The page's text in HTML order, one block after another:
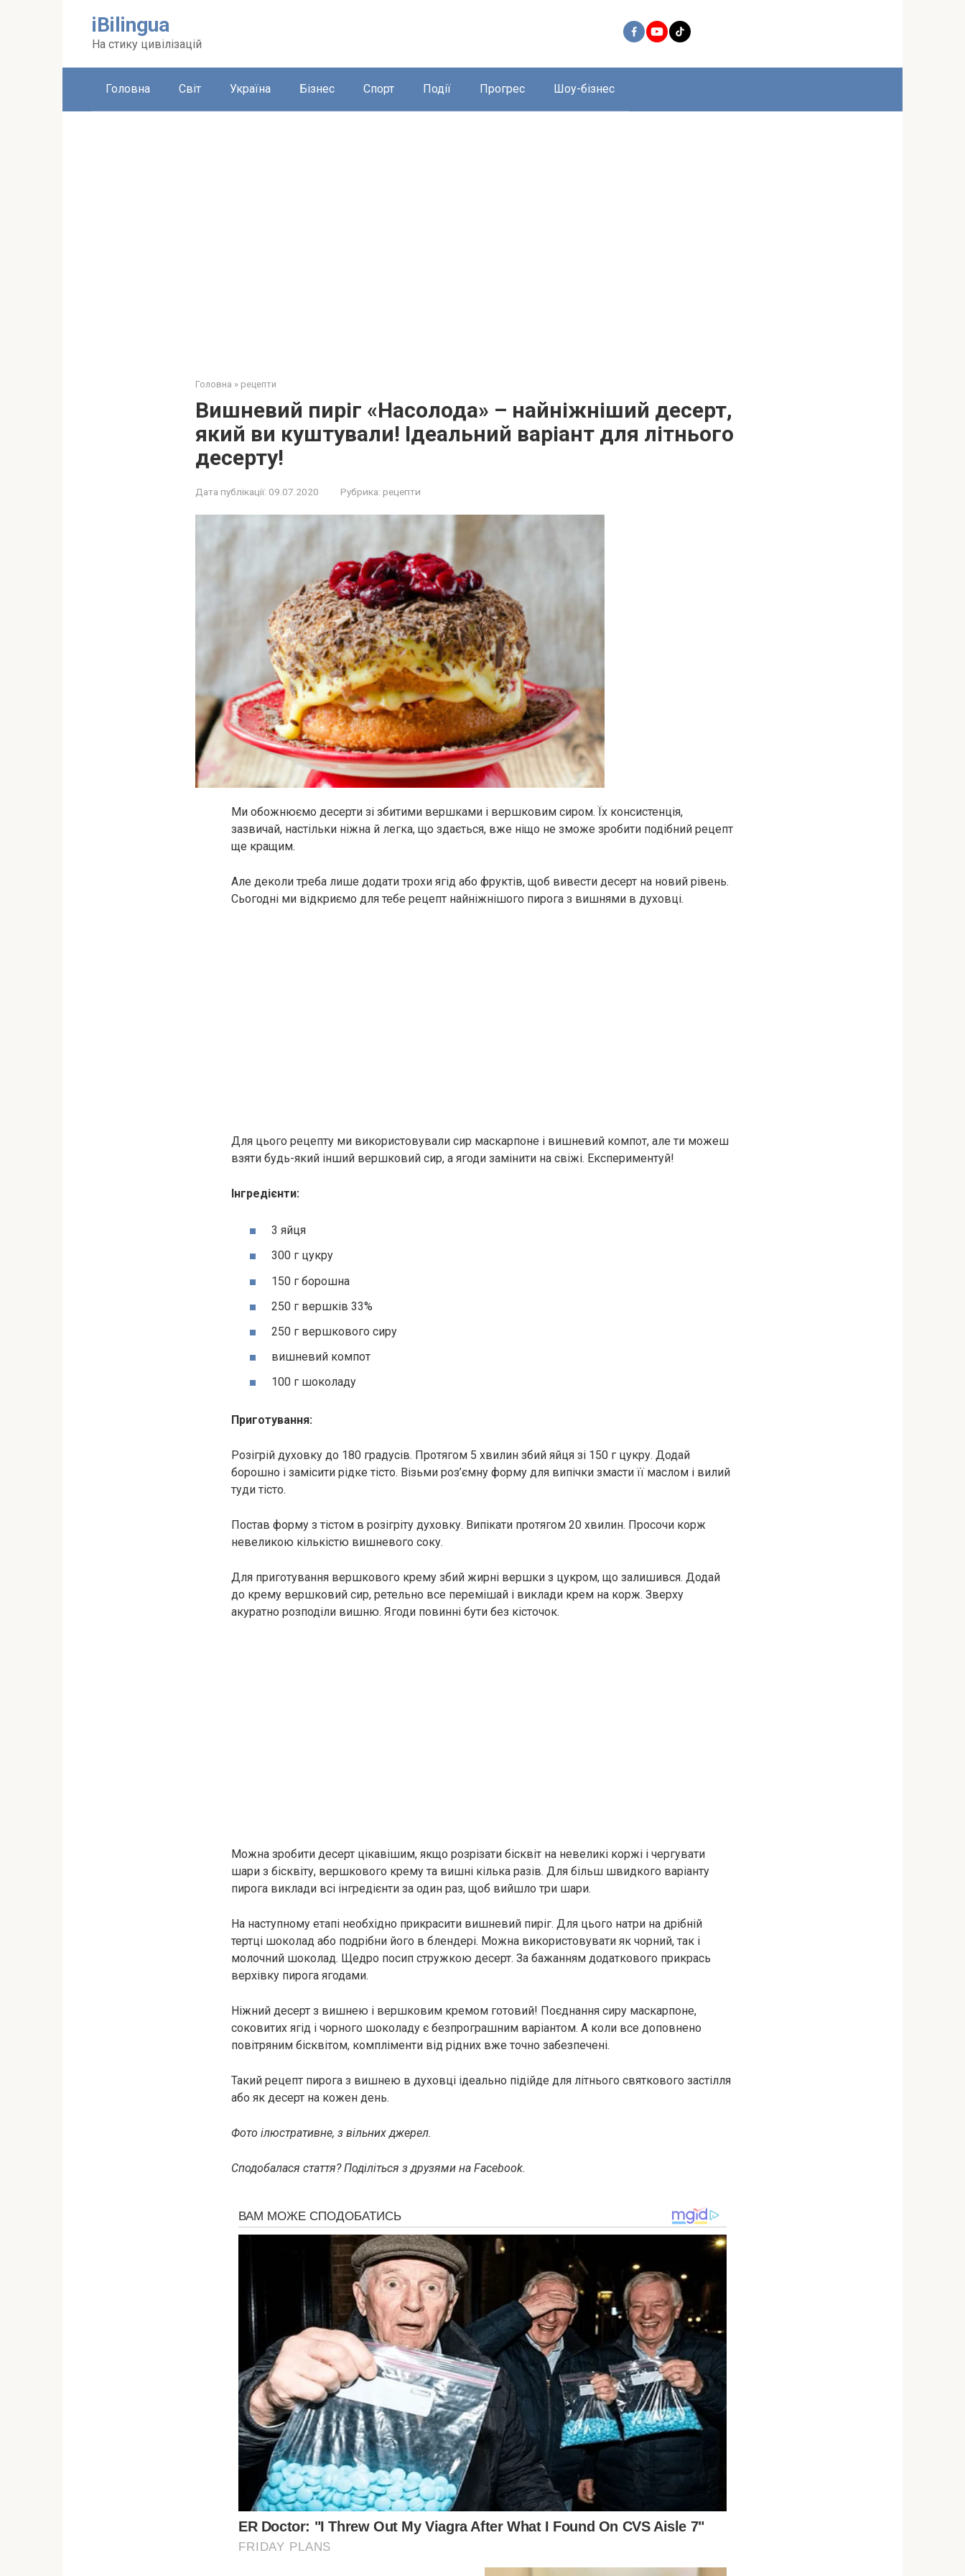
iBilingua
На стику цивілізацій
Головна Світ Україна Бізнес Спорт Події Прогрес Шоу-бізнес
Головна » рецепти
Вишневий пиріг «Насолода» – найніжніший десерт,
який ви куштували! Ідеальний варіант для літнього
десерту!
Дата публікації: 09.07.2020 Рубрика: рецепти
Ми обожнюємо десерти зі збитими вершками і вершковим сиром. Їх консистенція,
зазвичай, настільки ніжна й легка, що здається, вже ніщо не зможе зробити подібний рецепт
ще кращим.
Але деколи треба лише додати трохи ягід або фруктів, щоб вивести десерт на новий рівень.
Сьогодні ми відкриємо для тебе рецепт найніжнішого пирога з вишнями в духовці.
Для цього рецепту ми використовували сир маскарпоне і вишневий компот, але ти можеш
взяти будь-який інший вершковий сир, а ягоди замінити на свіжі. Експериментуй!
Інгредієнти:
3 яйця
300 г цукру
150 г борошна
250 г вершків 33%
250 г вершкового сиру
вишневий компот
100 г шоколаду
Приготування:
Розігрій духовку до 180 градусів. Протягом 5 хвилин збий яйця зі 150 г цукру. Додай
борошно і замісити рідке тісто. Візьми роз’ємну форму для випічки змасти її маслом і вилий
туди тісто.
Постав форму з тістом в розігріту духовку. Випікати протягом 20 хвилин. Просочи корж
невеликою кількістю вишневого соку.
Для приготування вершкового крему збий жирні вершки з цукром, що залишився. Додай
до крему вершковий сир, ретельно все перемішай і виклади крем на корж. Зверху
акуратно розподіли вишню. Ягоди повинні бути без кісточок.
Можна зробити десерт цікавішим, якщо розрізати бісквіт на невеликі коржі і чергувати
шари з бісквіту, вершкового крему та вишні кілька разів. Для більш швидкого варіанту
пирога виклади всі інгредієнти за один раз, щоб вийшло три шари.
На наступному етапі необхідно прикрасити вишневий пиріг. Для цього натри на дрібній
тертці шоколад або подрібни його в блендері. Можна використовувати як чорний, так і
молочний шоколад. Щедро посип стружкою десерт. За бажанням додаткового прикрась
верхівку пирога ягодами.
Ніжний десерт з вишнею і вершковим кремом готовий! Поєднання сиру маскарпоне,
соковитих ягід і чорного шоколаду є безпрограшним варіантом. А коли все доповнено
повітряним бісквітом, компліменти від рідних вже точно забезпечені.
Такий рецепт пирога з вишнею в духовці ідеально підійде для літнього святкового застілля
або як десерт на кожен день.
Фото ілюстративне, з вільних джерел.
Сподобалася стаття? Поділіться з друзями на Facebook.